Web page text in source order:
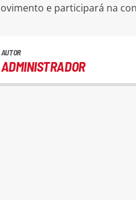
e participará na
AUTOR
ADMINISTRADOR